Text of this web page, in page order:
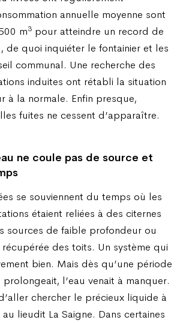
annuelle moyenne sont
m3 pour atteindre un record de
de quoi inquiéter le fontainier et les
communal. Une recherche des
induites ont rétabli la situation
à la normale. Enfin presque,
fuites ne cessent d’apparaître.
ne coule pas de source et
se souviennent du temps où les
étaient reliées à des citernes
sources de faible profondeur ou
des toits. Un système qui
bien. Mais dès qu’une période
l’eau venait à manquer.
chercher le précieux liquide à
lieudit La Saigne. Dans certaines